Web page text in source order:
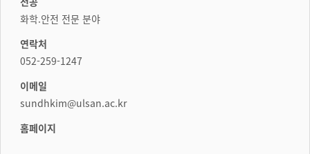
화학.안전 전문 분야
연락처
052-259-1247
이메일
sundhkim@ulsan.ac.kr
홈페이지